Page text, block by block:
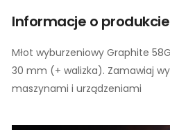
Informacje o produkcie
Młot wyburzeniowy Graphite
30 mm (+ walizka). Zamawiaj
maszynami i urządzeniami